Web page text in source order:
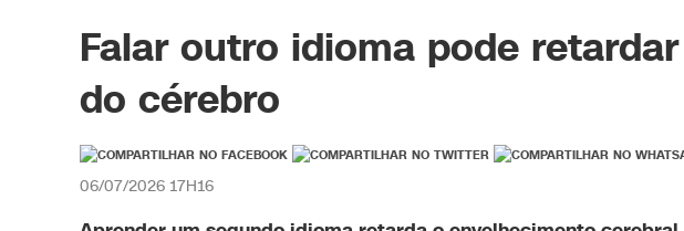
Falar outro idioma pode
do cérebro
06/07/2026 17H16